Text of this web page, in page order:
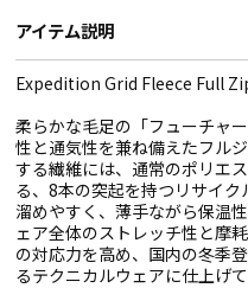
アイテム説明
Expedition Grid Fleece Full
柔らかな毛足の「フューチャ
性と通気性を兼ね備えたフル
する繊維には、通常のポリエ
る、8本の突起を持つリサイ
溜めやすく、薄手ながら保温
ェア全体のストレッチ性と摩
の対応力を高め、国内の冬季
るテクニカルウェアに仕上げて